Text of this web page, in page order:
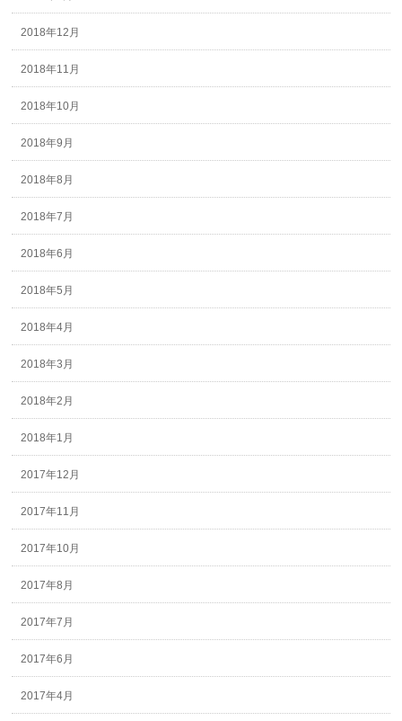
2018年12月
2018年11月
2018年10月
2018年9月
2018年8月
2018年7月
2018年6月
2018年5月
2018年4月
2018年3月
2018年2月
2018年1月
2017年12月
2017年11月
2017年10月
2017年8月
2017年7月
2017年6月
2017年4月